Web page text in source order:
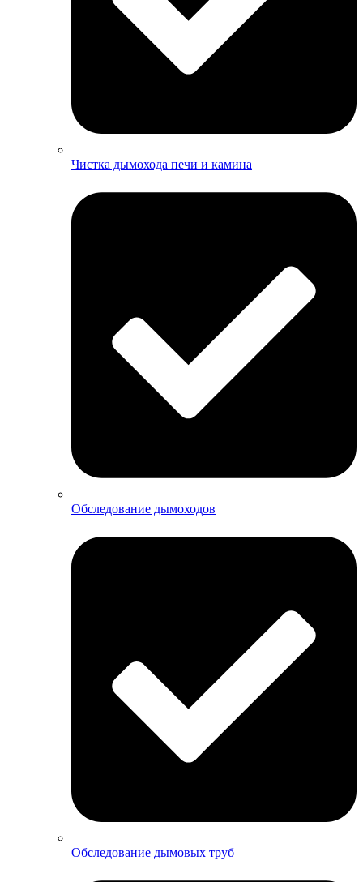
Чистка дымохода печи и камина
Обследование дымоходов
Обследование дымовых труб